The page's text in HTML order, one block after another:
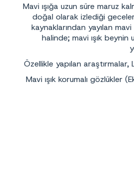
Mavi ışığa uzun süre maruz
doğal olarak izlediği
kaynaklarından yayılan
halinde; mavi ışık beynin
Özellikle yapılan araştırmalar,
Mavi ışık korumalı gözlükler